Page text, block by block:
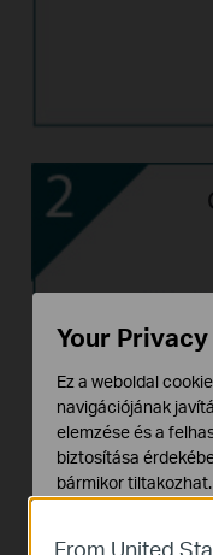
From United
Your
Ez a weboldal
navigációjának
elemzése és a
biztosítása
bármikor
Alap Cookie-k